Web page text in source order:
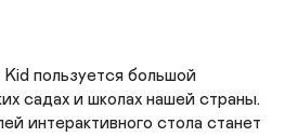
пользуется большой
садах и школах нашей страны.
интерактивного стола станет